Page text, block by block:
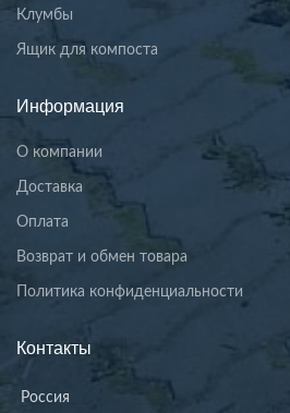
Клумбы
Ящик для компоста
Информация
О компании
Доставка
Оплата
Возврат и обмен товара
Политика конфиденциальности
Контакты
Россия